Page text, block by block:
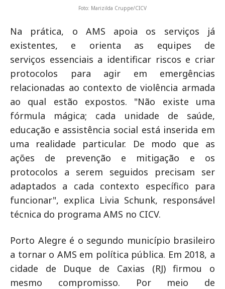
Foto: Marizilda Cruppe/CICV
Na prática, o AMS apoia os serviços já
existentes, e orienta as equipes de
serviços essenciais a identificar riscos e criar
protocolos para agir em emergências
relacionadas ao contexto de violência armada
ao qual estão expostos. "Não existe uma
fórmula mágica; cada unidade de saúde,
educação e assistência social está inserida em
uma realidade particular. De modo que as
ações de prevenção e mitigação e os
protocolos a serem seguidos precisam ser
adaptados a cada contexto específico para
funcionar", explica Livia Schunk, responsável
técnica do programa AMS no CICV.
Porto Alegre é o segundo município brasileiro
a tornar o AMS em política pública. Em 2018, a
cidade de Duque de Caxias (RJ) firmou o
mesmo compromisso. Por meio de